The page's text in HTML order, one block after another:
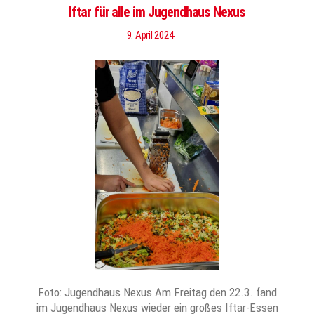
Iftar für alle im Jugendhaus Nexus
9. April 2024
Foto: Jugendhaus Nexus Am Freitag den 22.3. fand
im Jugendhaus Nexus wieder ein großes Iftar-Essen